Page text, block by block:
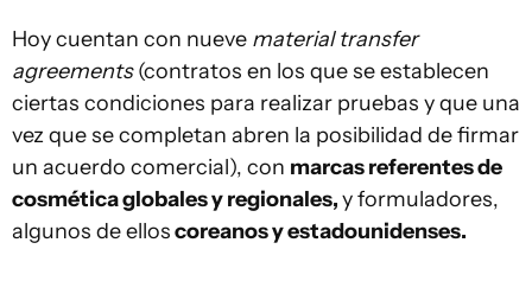
Hoy cuentan con nueve material transfer
agreements(contratos en los que se establecen
ciertas condiciones para realizar pruebas y que una
vez que se completan abren la posibilidad de firmar
un acuerdo comercial), con marcas referentes de
cosmética globales y regionales,y formuladores,
algunos de elloscoreanos y estadounidenses.